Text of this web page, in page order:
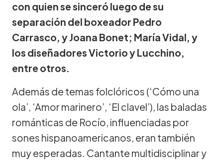
con quien se sinceró luego de su
separación del boxeador Pedro
Carrasco, y Joana Bonet; María Vidal, y
los diseñadores Victorio y Lucchino,
entre otros.
Además de temas folclóricos (‘Cómo una
ola’, ‘Amor marinero’, ‘El clavel’), las baladas
románticas de Rocío, influenciadas por
sones hispanoamericanos, eran también
muy esperadas. Cantante multidisciplinar y